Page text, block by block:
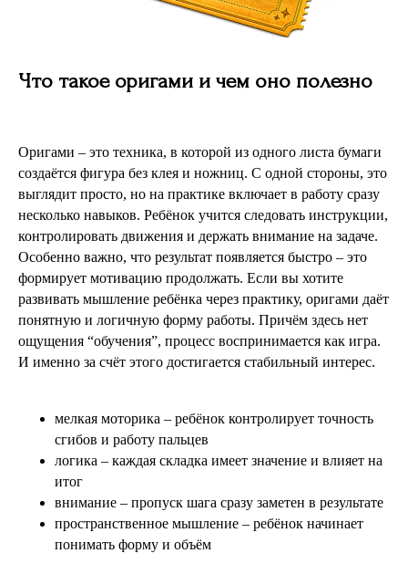
Что такое оригами и чем оно полезно
Оригами – это техника, в которой из одного листа бумаги
создаётся фигура без клея и ножниц. С одной стороны, это
выглядит просто, но на практике включает в работу сразу
несколько навыков. Ребёнок учится следовать инструкции,
контролировать движения и держать внимание на задаче.
Особенно важно, что результат появляется быстро – это
формирует мотивацию продолжать. Если вы хотите
развивать мышление ребёнка через практику, оригами даёт
понятную и логичную форму работы. Причём здесь нет
ощущения “обучения”, процесс воспринимается как игра.
И именно за счёт этого достигается стабильный интерес.
мелкая моторика – ребёнок контролирует точность
сгибов и работу пальцев
логика – каждая складка имеет значение и влияет на
итог
внимание – пропуск шага сразу заметен в результате
пространственное мышление – ребёнок начинает
понимать форму и объём